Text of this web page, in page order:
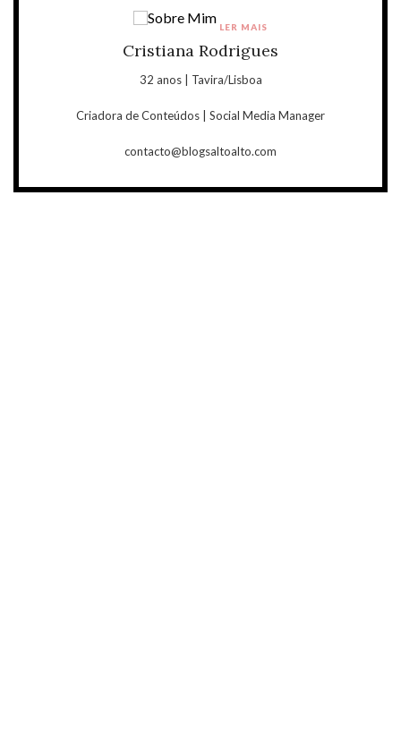
Cristiana Rodrigues
32 anos | Tavira/Lisboa
Criadora de Conteúdos | Social Media Manager
contacto@blogsaltoalto.com
LER MAIS